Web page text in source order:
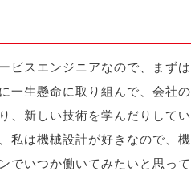
ビスエンジニアなので、まずは
一生懸命に取り組んで、会社の
、新しい技術を学んだりしてい
私は機械設計が好きなので、機
でいつか働いてみたいと思って